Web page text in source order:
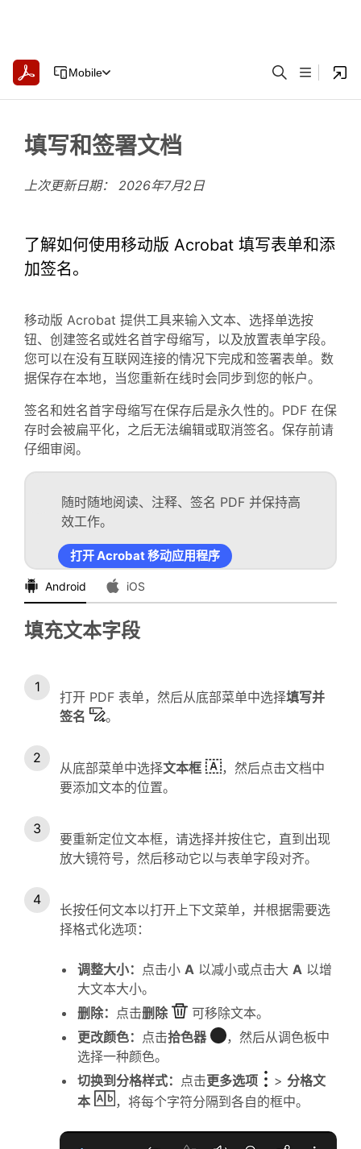
Mobile
填写和签署文档
上次更新日期： 2026年7月2日
了解如何使用移动版 Acrobat 填写表单和添
加签名。
移动版 Acrobat 提供工具来输入文本、选择单选按
钮、创建签名或姓名首字母缩写，以及放置表单字段。
您可以在没有互联网连接的情况下完成和签署表单。数
据保存在本地，当您重新在线时会同步到您的帐户。
签名和姓名首字母缩写在保存后是永久性的。PDF 在保
存时会被扁平化，之后无法编辑或取消签名。保存前请
仔细审阅。
随时随地阅读、注释、签名 PDF 并保持高
效工作。
打开 Acrobat 移动应用程序
Android iOS
填充文本字段
打开 PDF 表单，然后从底部菜单中选择填写并
签名
。
从底部菜单中选择文本框
，然后点击文档中
要添加文本的位置。
要重新定位文本框，请选择并按住它，直到出现
放大镜符号，然后移动它以与表单字段对齐。
长按任何文本以打开上下文菜单，并根据需要选
择格式化选项：
调整大小： 点击小 A 以减小或点击大 A 以增
大文本大小。
删除： 点击删除
可移除文本。
更改颜色： 点击拾色器
，然后从调色板中
选择一种颜色。
切换到分格样式： 点击更多选项 > 分格文
本
，将每个字符分隔到各自的框中。